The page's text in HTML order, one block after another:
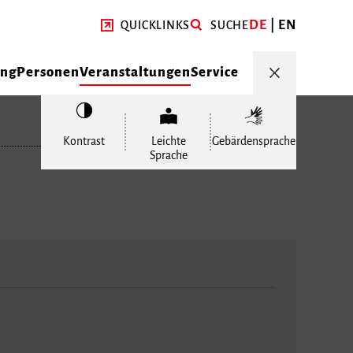
QUICKLINKS SUCHEDE EN
PersonenVeranstaltungenService
Kontrast
Leichte
Sprache
Gebärdensprache